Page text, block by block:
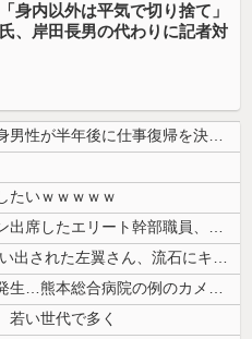
身内以外は平気で切り捨て」
、岸田長男の代わりに記者対
資産1億円突破でFIREの45歳独身男性が半年後に仕事復帰を決意した「...
たいｗｗｗｗｗ
【秋田県】記者会見にオンライン出席したエリート幹部職員、バスローブ姿で...
【ニュース】 広島記念公園を追い出された左翼さん、流石にキモすぎて炎上
【必見動画】手術中に熊本地震発生…熊本総合病院の例のカメラ映像、ノーカ...
若い世代で多く